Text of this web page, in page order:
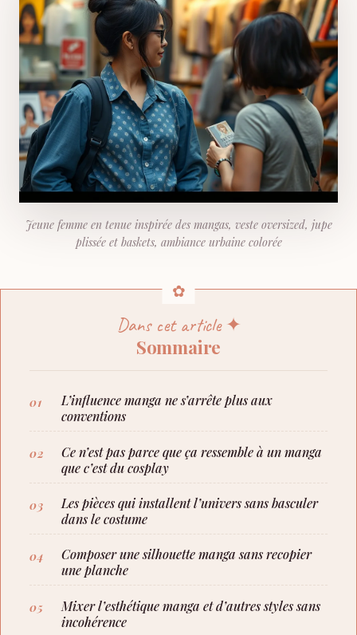
Jeune femme en tenue inspirée des mangas, veste oversized, jupe
plissée et baskets, ambiance urbaine colorée
Dans cet article ✦
Sommaire
L’influence manga ne s’arrête plus aux
conventions
Ce n’est pas parce que ça ressemble à un manga
que c’est du cosplay
Les pièces qui installent l’univers sans basculer
dans le costume
Composer une silhouette manga sans recopier
une planche
Mixer l’esthétique manga et d’autres styles sans
incohérence